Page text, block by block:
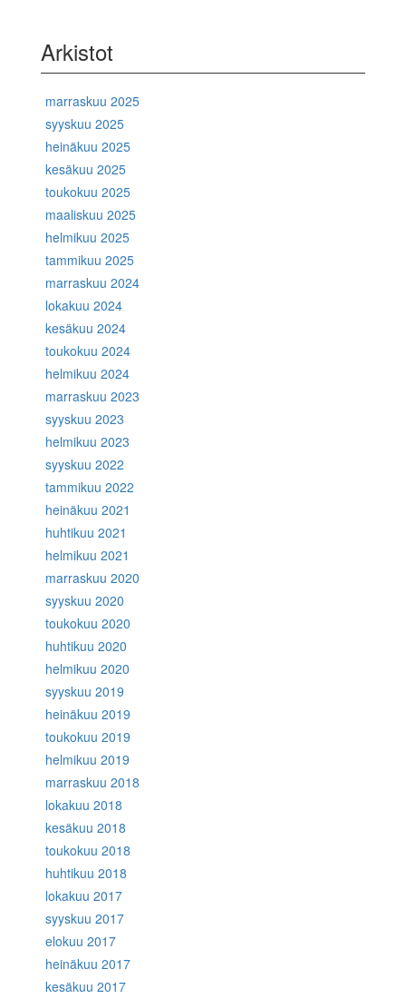
Arkistot
marraskuu 2025
syyskuu 2025
heinäkuu 2025
kesäkuu 2025
toukokuu 2025
maaliskuu 2025
helmikuu 2025
tammikuu 2025
marraskuu 2024
lokakuu 2024
kesäkuu 2024
toukokuu 2024
helmikuu 2024
marraskuu 2023
syyskuu 2023
helmikuu 2023
syyskuu 2022
tammikuu 2022
heinäkuu 2021
huhtikuu 2021
helmikuu 2021
marraskuu 2020
syyskuu 2020
toukokuu 2020
huhtikuu 2020
helmikuu 2020
syyskuu 2019
heinäkuu 2019
toukokuu 2019
helmikuu 2019
marraskuu 2018
lokakuu 2018
kesäkuu 2018
toukokuu 2018
huhtikuu 2018
lokakuu 2017
syyskuu 2017
elokuu 2017
heinäkuu 2017
kesäkuu 2017